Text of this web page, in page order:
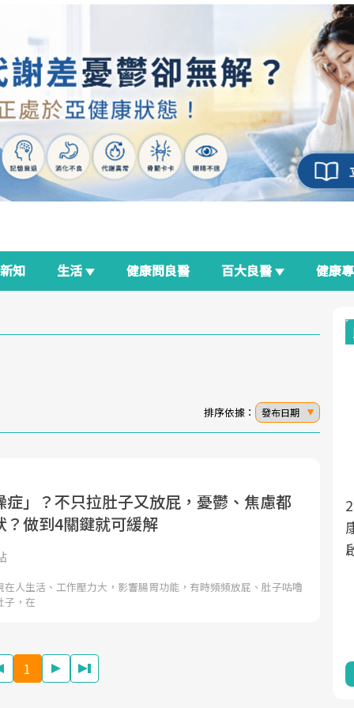
新知 生活 健康問良醫 百大良醫 健康
排序依據： 發布日期
症」？不只拉肚子又放屁，憂鬱、焦慮都
？做到4關鍵就可緩解
在人生活、工作壓力大，影響腸胃功能，有時頻頻放屁、肚子咕嚕
子，在
1
面對超高齡社會的浪潮，台灣正在快速邁
向「健康照護」的新時代。隨著國家政策
心議題。然而，健檢不只是醫療院所的服
良醫生活祭
2025年，就到良醫生活祭體驗「一站式健
康新生活」，從講座、體驗到運動，全面